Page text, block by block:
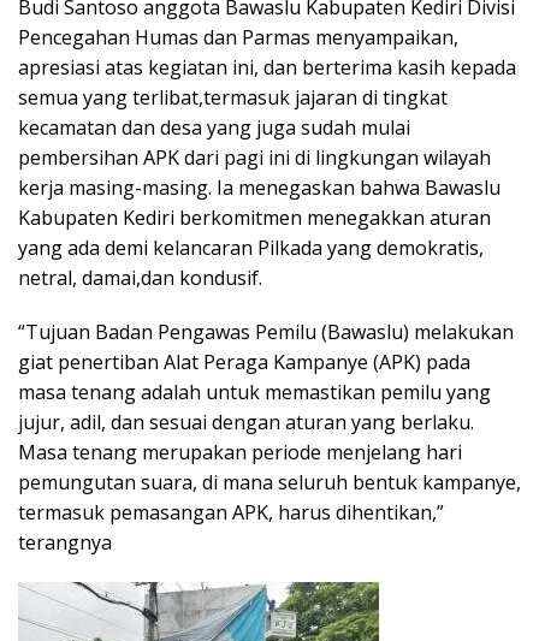
Budi Santoso anggota Bawaslu Kabupaten Kediri Divisi
Pencegahan Humas dan Parmas menyampaikan,
apresiasi atas kegiatan ini, dan berterima kasih kepada
semua yang terlibat,termasuk jajaran di tingkat
kecamatan dan desa yang juga sudah mulai
pembersihan APK dari pagi ini di lingkungan wilayah
kerja masing-masing. Ia menegaskan bahwa Bawaslu
Kabupaten Kediri berkomitmen menegakkan aturan
yang ada demi kelancaran Pilkada yang demokratis,
netral, damai,dan kondusif.
“Tujuan Badan Pengawas Pemilu (Bawaslu) melakukan
giat penertiban Alat Peraga Kampanye (APK) pada
masa tenang adalah untuk memastikan pemilu yang
jujur, adil, dan sesuai dengan aturan yang berlaku.
Masa tenang merupakan periode menjelang hari
pemungutan suara, di mana seluruh bentuk kampanye,
termasuk pemasangan APK, harus dihentikan,”
terangnya